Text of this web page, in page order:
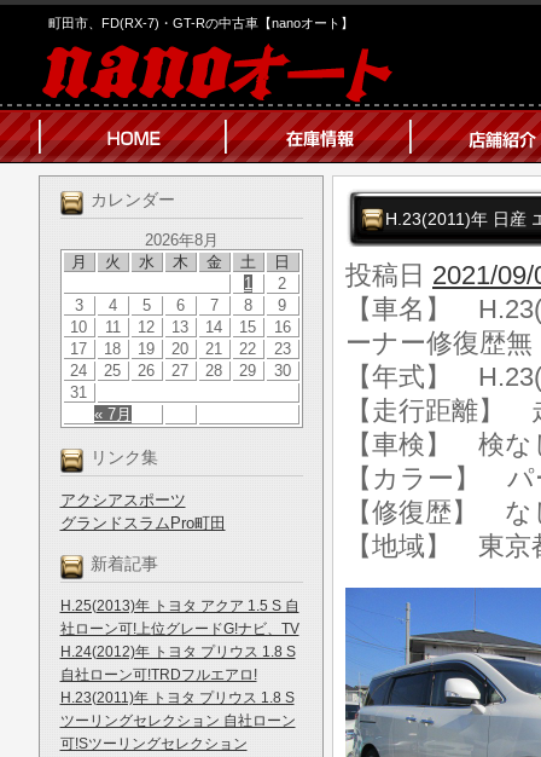
町田市、FD(RX-7)・GT-Rの中古車【nanoオート】
カレンダー
2026年8月
月
火 水 木 金 土 日
« 7月
1
2
3
4 5 6 7 8
9
10
11 12 13 14 15
16
17
18 19 20 21 22
23
24
25 26 27 28 29
30
31
リンク集
アクシアスポーツ
グランドスラムPro町田
新着記事
H.25(2013)年 トヨタ アクア 1.5 S 自
社ローン可!上位グレードG!ナビ、TV
H.24(2012)年 トヨタ プリウス 1.8 S
自社ローン可!TRDフルエアロ!
H.23(2011)年 トヨタ プリウス 1.8 S
ツーリングセレクション 自社ローン
可!Sツーリングセレクション
H.23(2011)年 日産
投稿日 2021/09/
【車名】
ーナー修復歴無
【年式】
【走行距離】
【車検】 検な
【カラー】
【修復歴】 な
【地域】 東京